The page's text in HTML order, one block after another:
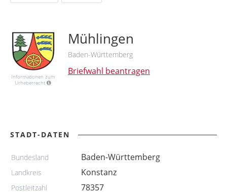
Informationen zum
Urheberrecht
Mühlingen
Baden-Württemberg
Briefwahl beantragen
STADT-DATEN
Bundesland Baden-Württemberg
Landkreis Konstanz
Postleitzahl 78357